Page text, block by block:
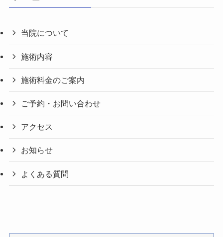
当院について
施術内容
施術料金のご案内
ご予約・お問い合わせ
アクセス
お知らせ
よくある質問